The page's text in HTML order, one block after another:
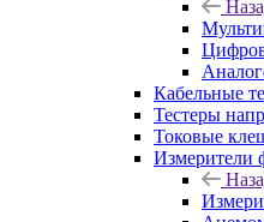
Кабельные
Тестеры
Токовые
Измерители